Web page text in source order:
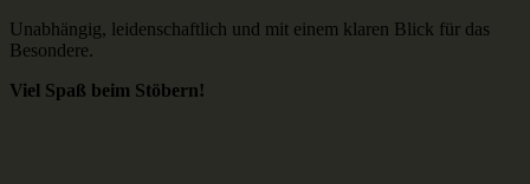
Unabhängig, leidenschaftlich und mit einem klaren Blick für das
Besondere.
Viel Spaß beim Stöbern!